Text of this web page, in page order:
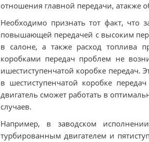
отношения главной передачи, атакже
Необходимо признать тот факт, что
повышающей передачей с высоким
в салоне, а также расход топлива
коробками передач проблем не
ишестиступенчатой коробке передач.
в шестиступенчатой коробке
двигатель сможет работать в
случаев.
Например, в заводском
турбированным двигателем и